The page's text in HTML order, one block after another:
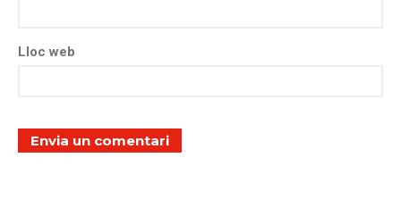
Lloc web